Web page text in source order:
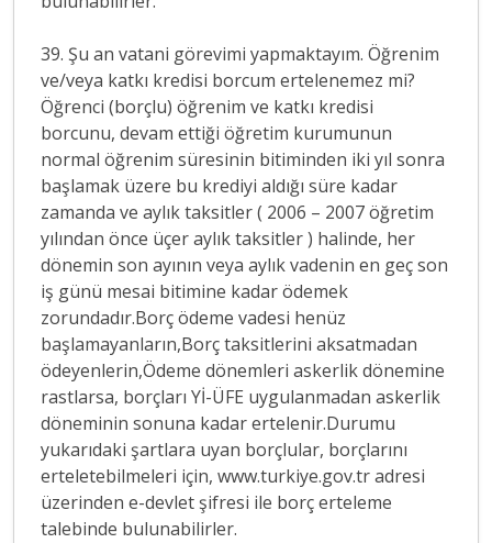
39. Şu an vatani görevimi yapmaktayım. Öğrenim
ve/veya katkı kredisi borcum ertelenemez mi?
Öğrenci (borçlu) öğrenim ve katkı kredisi
borcunu, devam ettiği öğretim kurumunun
normal öğrenim süresinin bitiminden iki yıl sonra
başlamak üzere bu krediyi aldığı süre kadar
zamanda ve aylık taksitler ( 2006 – 2007 öğretim
yılından önce üçer aylık taksitler ) halinde, her
dönemin son ayının veya aylık vadenin en geç son
iş günü mesai bitimine kadar ödemek
zorundadır.Borç ödeme vadesi henüz
başlamayanların,Borç taksitlerini aksatmadan
ödeyenlerin,Ödeme dönemleri askerlik dönemine
rastlarsa, borçları Yİ-ÜFE uygulanmadan askerlik
döneminin sonuna kadar ertelenir.Durumu
yukarıdaki şartlara uyan borçlular, borçlarını
erteletebilmeleri için, www.turkiye.gov.tr adresi
üzerinden e-devlet şifresi ile borç erteleme
talebinde bulunabilirler.